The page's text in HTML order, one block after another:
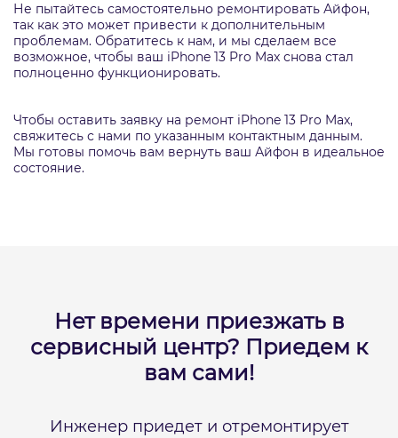
Не пытайтесь самостоятельно ремонтировать Айфон,
так как это может привести к дополнительным
проблемам. Обратитесь к нам, и мы сделаем все
возможное, чтобы ваш iPhone 13 Pro Max снова стал
полноценно функционировать.
Чтобы оставить заявку на ремонт iPhone 13 Pro Max,
свяжитесь с нами по указанным контактным данным.
Мы готовы помочь вам вернуть ваш Айфон в идеальное
состояние.
Нет времени приезжать в
сервисный центр? Приедем к
вам сами!
Инженер приедет и отремонтирует